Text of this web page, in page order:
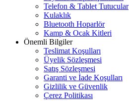
Telefon & Tablet Tutucular
Kulaklık
Bluetooth Hoparlör
Kamp & Ocak Kitleri
Önemli Bilgiler
Teslimat Koşulları
Üyelik Sözleşmesi
Satış Sözleşmesi
Garanti ve İade Koşulları
Gizlilik ve Güvenlik
Çerez Politikası